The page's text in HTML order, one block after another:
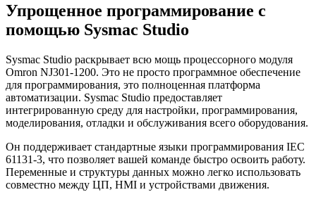
Упрощенное программирование с
помощью Sysmac Studio
Sysmac Studio раскрывает всю мощь процессорного модуля
Omron NJ301-1200. Это не просто программное обеспечение
для программирования, это полноценная платформа
автоматизации. Sysmac Studio предоставляет
интегрированную среду для настройки, программирования,
моделирования, отладки и обслуживания всего оборудования.
Он поддерживает стандартные языки программирования IEC
61131-3, что позволяет вашей команде быстро освоить работу.
Переменные и структуры данных можно легко использовать
совместно между ЦП, HMI и устройствами движения.